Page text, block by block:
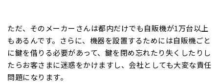
ただ、そのメーカーさんは都内だけでも自販機が1万台以上
もあるんです。さらに、機器を設置するためには自販機ごと
に鍵を借りる必要があって、鍵を閉め忘れたり失くしたりし
たらお客さまに迷惑をかけますし、会社としても大変な責任
問題になります。